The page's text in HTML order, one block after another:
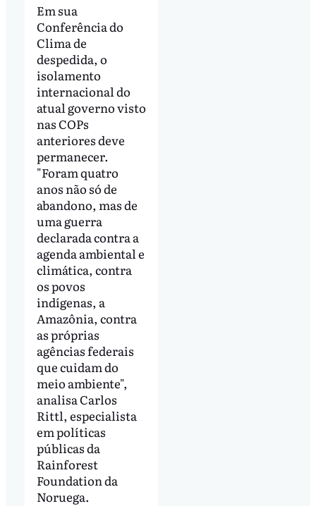
Em sua
Conferência do
Clima de
despedida, o
isolamento
internacional do
atual governo visto
nas COPs
anteriores deve
permanecer.
"Foram quatro
anos não só de
abandono, mas de
uma guerra
declarada contra a
agenda ambiental e
climática, contra
os povos
indígenas, a
Amazônia, contra
as próprias
agências federais
que cuidam do
meio ambiente",
analisa Carlos
Rittl, especialista
em políticas
públicas da
Rainforest
Foundation da
Noruega.